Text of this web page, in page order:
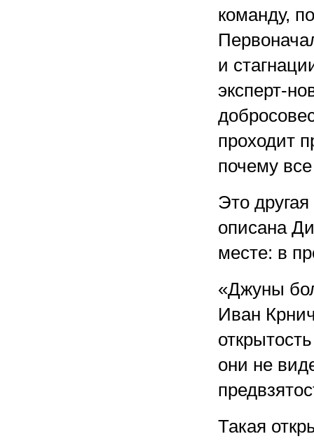
команду,
и
эксперт-
проходит
почему все
Это
описана
месте: в
«Джуны
Иван
они не
Такая